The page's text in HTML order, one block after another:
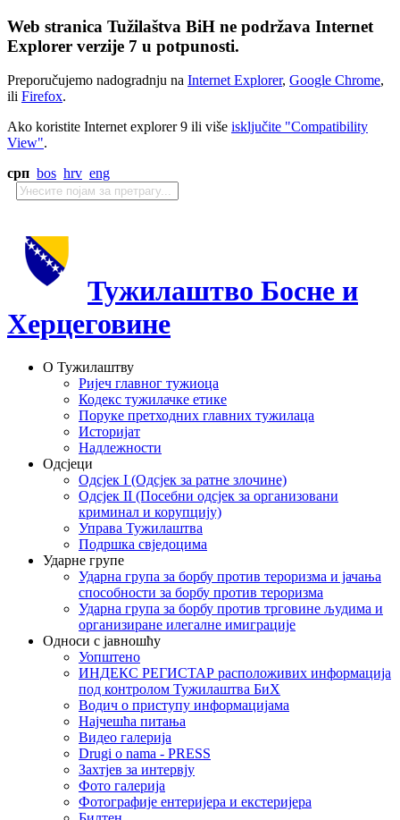
Web stranica Tužilaštva BiH ne podržava Internet
Explorer verzije 7 u potpunosti.
Preporučujemo nadogradnju na Internet Explorer, Google Chrome,
ili Firefox.
Ako koristite Internet explorer 9 ili više isključite "Compatibility
View".
срп bos hrv eng
Тужилаштво Босне и
Херцеговине
О Тужилаштву
Ријеч главног тужиоца
Кодекс тужилачке етике
Поруке претходних главних тужилаца
Историјат
Надлежности
Одсјеци
Одсјек I (Одсјек за ратне злочине)
Одсјек II (Посебни одсјек за организовани
криминал и корупцију)
Управа Тужилаштва
Подршка свједоцима
Ударне групе
Ударна група за борбу против тероризма и јачања
способности за борбу против тероризма
Ударна група за борбу против трговине људима и
организиране илегалне имиграције
Односи с јавношћу
Уопштено
ИНДЕКС РЕГИСТАР расположивих информација
под контролом Тужилаштва БиХ
Водич о приступу информацијама
Најчешћа питања
Видео галерија
Drugi o nama - PRESS
Захтјев за интервју
Фото галерија
Фотографије ентеријера и екстеријера